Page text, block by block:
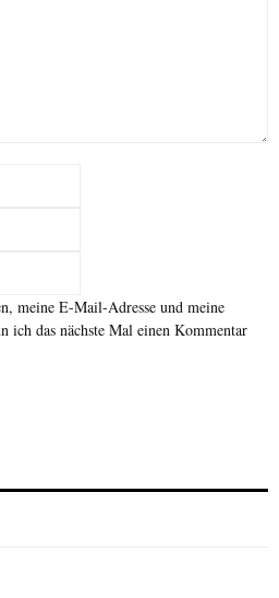
meine E-Mail-Adresse und meine
ich das nächste Mal einen Kommentar